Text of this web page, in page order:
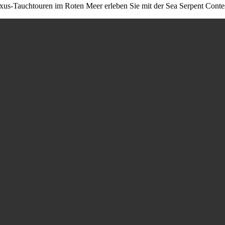
Tauchtouren im Roten Meer erleben Sie mit der Sea Serpent